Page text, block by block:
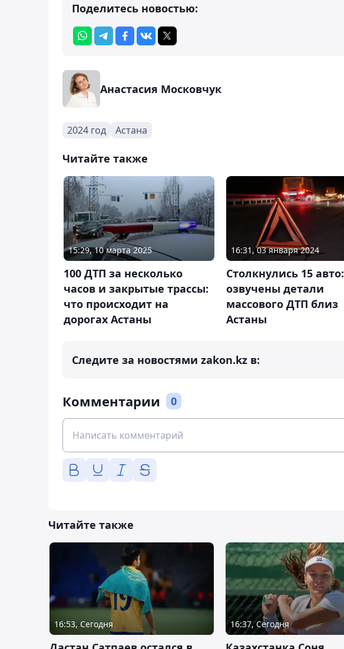
Поделитесь новостью:
Анастасия Московчук
2024 год Астана
Читайте также
15:29, 10 марта 2025
100 ДТП за несколько
часов и закрытые трассы:
что происходит на
дорогах Астаны
16:31, 03 января 2024
Столкнулись 15 авто:
озвучены детали
массового ДТП близ
Астаны
Следите за новостями zakon.kz в:
Комментарии 0
Читайте также
16:53, Сегодня 16:37, Сегодня